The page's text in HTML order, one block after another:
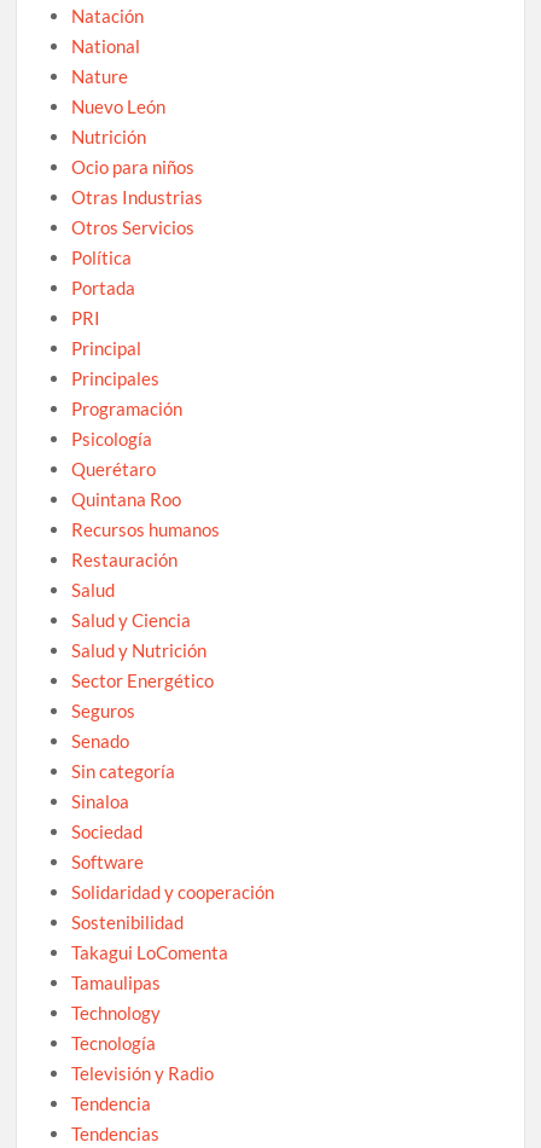
Natación
National
Nature
Nuevo León
Nutrición
Ocio para niños
Otras Industrias
Otros Servicios
Política
Portada
PRI
Principal
Principales
Programación
Psicología
Querétaro
Quintana Roo
Recursos humanos
Restauración
Salud
Salud y Ciencia
Salud y Nutrición
Sector Energético
Seguros
Senado
Sin categoría
Sinaloa
Sociedad
Software
Solidaridad y cooperación
Sostenibilidad
Takagui LoComenta
Tamaulipas
Technology
Tecnología
Televisión y Radio
Tendencia
Tendencias